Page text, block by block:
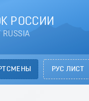
РОССИИ
RUSSIA
РУС ЛИСТ